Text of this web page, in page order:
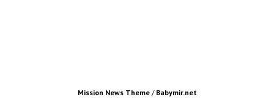
Mission News Theme/ Babymir.net